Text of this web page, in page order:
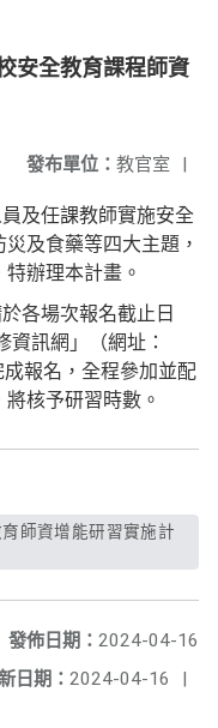
安全教育課程師資
發布單位： 教官室 |
及任課教師實施安全
及食藥等四大主題，
辦理本計畫。
各場次報名截止日
訊網」（網址：
報名，全程參加並配
核予研習時數。
發佈日期： 2024-04-16
日期： 2024-04-16 |